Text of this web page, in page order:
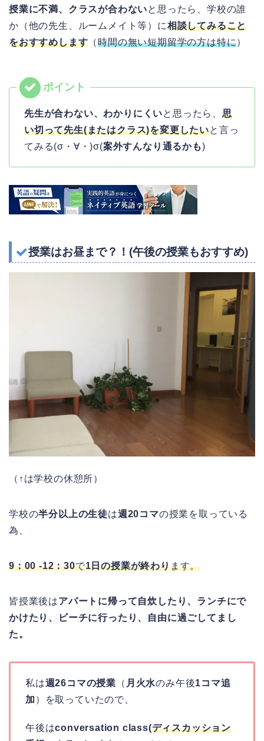
授業に不満、クラスが合わないと思ったら、学校の誰
か（他の先生、ルームメイト等）に相談してみること
をおすすめします （時間の無い短期留学の方は特に）
先生が合わない、わかりにくいと思ったら、思
い切って先生(またはクラス)を変更したいと 言っ
てみる(σ・∀・)σ(案外すんなり通るかも)
授業はお昼まで？！(午後の授業もおすすめ)
（↑は学校の休憩所）
学校の半分以上の生徒は週 20コマの授業を取っている
為、
9：00 -12：30で1日の授業が終わります。
皆授業後はアパートに帰って自炊したり、ランチにで
かけたり、ビーチに行ったり、自由に過ごしてまし
た。
私は週26コマの授業 （ 月火水のみ午後1コマ追
加 ）を取っていたので、
午後はconversation class(ディスカッション